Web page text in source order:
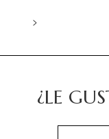
>
¿LE